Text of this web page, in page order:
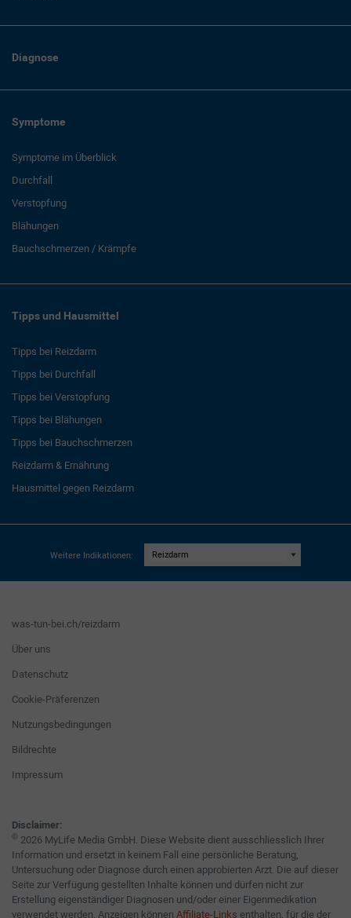
Diagnose
Symptome
Symptome im Überblick
Durchfall
Verstopfung
Blähungen
Bauchschmerzen / Krämpfe
Tipps und Hausmittel
Tipps bei Reizdarm
Tipps bei Durchfall
Tipps bei Verstopfung
Tipps bei Blähungen
Tipps bei Bauchschmerzen
Reizdarm & Ernährung
Hausmittel gegen Reizdarm
Weitere Indikationen:
was-tun-bei.ch/reizdarm
Über uns
Datenschutz
Cookie-Präferenzen
Nutzungsbedingungen
Bildrechte
Impressum
Disclaimer:
© 2026 MyLife Media GmbH. Diese Website dient ausschliesslich Ihrer
Information und ersetzt in keinem Fall eine persönliche Beratung,
Untersuchung oder Diagnose durch einen approbierten Arzt. Die auf dieser
Seite zur Verfügung gestellten Inhalte können und dürfen nicht zur
Erstellung eigenständiger Diagnosen und/oder einer Eigenmedikation
verwendet werden. Anzeigen können Affiliate-Links enthalten, für die der